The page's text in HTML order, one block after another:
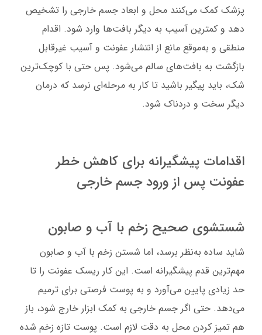
پزشک کمک می‌کنند محل و ابعاد جسم خارجی را تشخیص
دهد و کمترین آسیب به دیگر بافت‌ها وارد شود. اقدام
منطقی و به‌موقع مانع از انتشار عفونت و آسیب غیرقابل
بازگشت به بافت‌های سالم می‌شود. پس حتی با کوچک‌ترین
شک، باید پیگیر باشید تا کار به مرحله‌ای نرسد که درمان
دیگر سخت و دردناک شود.
اقدامات پیشگیرانه برای کاهش خطر
عفونت پس از ورود جسم خارجی
شستشوی صحیح زخم با آب و صابون
شاید ساده به‌نظر برسد، اما شستن زخم با آب و صابون
مهم‌ترین قدم پیشگیرانه است. این کار ریسک عفونت را تا
حد زیادی پایین می‌آورد و به پوست فرصتی برای ترمیم
می‌دهد. حتی اگر جسم خارجی به کمک ابزار خارج شود، باز
هم تمیز کردن محل به دقت لازم است. پوست تازه زخم شده